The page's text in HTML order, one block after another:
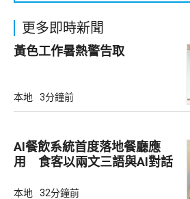
更多即時新聞
黃色工作暑熱警告取
本地 3分鐘前
AI餐飲系統首度落地餐廳應
用 食客以兩文三語與AI對話
本地 32分鐘前